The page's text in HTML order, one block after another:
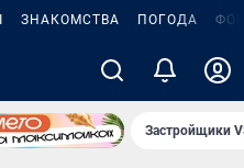
ЗНАКОМСТВА ПОГОДА
Застройщики